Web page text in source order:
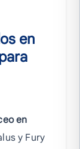
en
en
y Fury